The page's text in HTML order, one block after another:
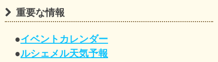
重要な情報
●イベントカレンダー
●ルシェメル天気予報